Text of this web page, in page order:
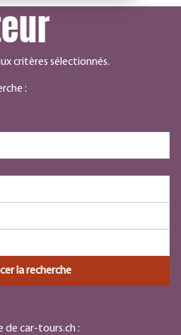
critères sélectionnés.
:
la recherche
car-tours.ch :